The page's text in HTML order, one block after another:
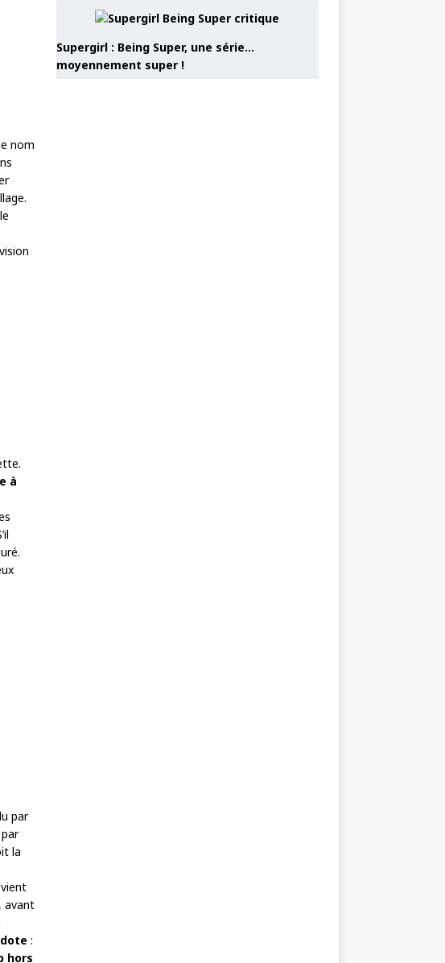
nom
à
par
la
avant
:
hors
Supergirl : Being Super, une série…
moyennement super !